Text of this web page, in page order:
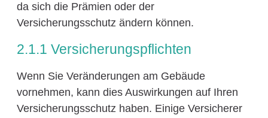
da sich die Prämien oder der
Versicherungsschutz ändern können.
2.1.1 Versicherungspflichten
Wenn Sie Veränderungen am Gebäude
vornehmen, kann dies Auswirkungen auf Ihren
Versicherungsschutz haben. Einige Versicherer